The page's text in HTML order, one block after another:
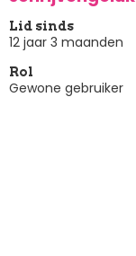
Lid sinds
12 jaar 3 maanden
Rol
Gewone gebruiker